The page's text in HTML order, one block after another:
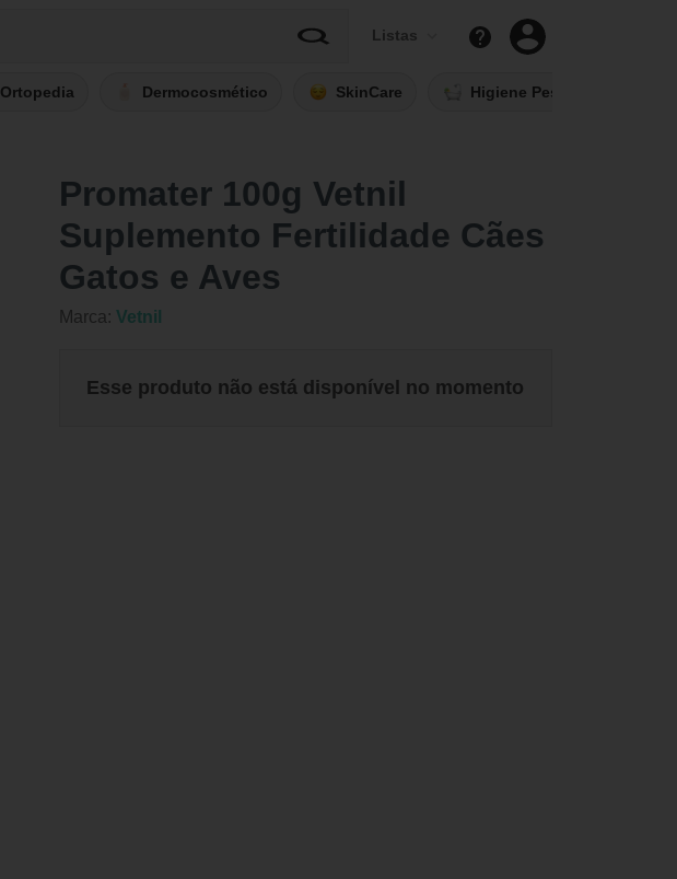
Listas
Ortopedia Dermocosmético SkinCare Higiene Pessoal
Promater 100g Vetnil
Suplemento Fertilidade Cães
Gatos e Aves
Marca: Vetnil
Esse produto não está disponível no momento